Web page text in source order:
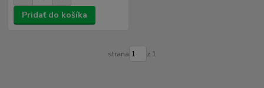
Pridať do košíka
strana z 1